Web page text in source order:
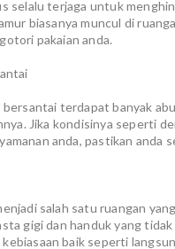
selalu terjaga untuk
biasanya muncul di
pakaian anda.
terdapat banyak
Jika kondisinya seperti
anda, pastikan anda
salah satu ruangan
gigi dan handuk yang
baik seperti